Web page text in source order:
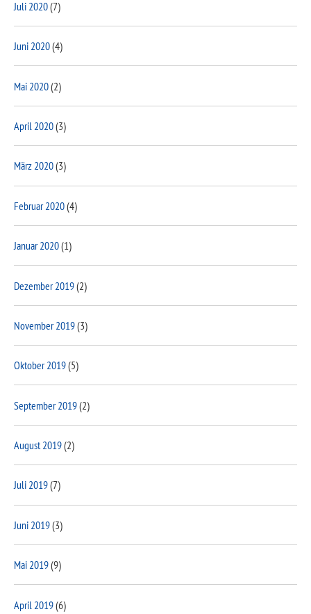
Juli 2020(7)
Juni 2020(4)
Mai 2020(2)
April 2020(3)
März 2020(3)
Februar 2020(4)
Januar 2020(1)
Dezember 2019(2)
November 2019(3)
Oktober 2019(5)
September 2019(2)
August 2019(2)
Juli 2019(7)
Juni 2019(3)
Mai 2019(9)
April 2019(6)